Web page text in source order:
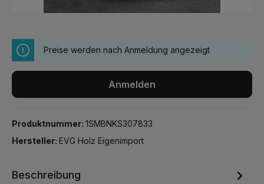
Preise werden nach Anmeldung angezeigt
Anmelden
Produktnummer: 1SMBNKS307833
Hersteller: EVG Holz Eigenimport
Beschreibung